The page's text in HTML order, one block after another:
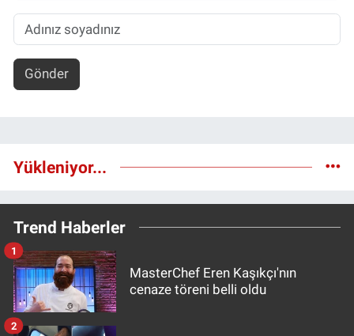
Gönder
Yükleniyor...
Trend Haberler
MasterChef Eren Kaşıkçı'nın
cenaze töreni belli oldu
1
2